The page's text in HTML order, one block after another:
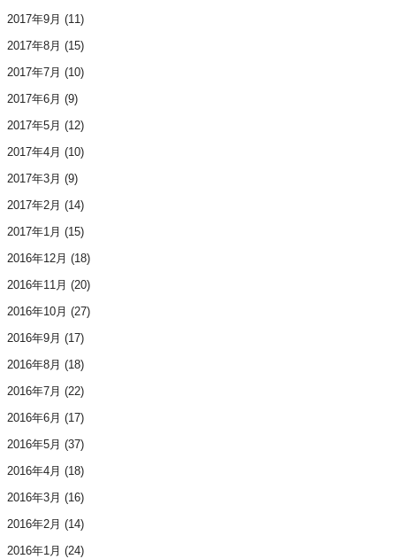
2017年9月 (11)
2017年8月 (15)
2017年7月 (10)
2017年6月 (9)
2017年5月 (12)
2017年4月 (10)
2017年3月 (9)
2017年2月 (14)
2017年1月 (15)
2016年12月 (18)
2016年11月 (20)
2016年10月 (27)
2016年9月 (17)
2016年8月 (18)
2016年7月 (22)
2016年6月 (17)
2016年5月 (37)
2016年4月 (18)
2016年3月 (16)
2016年2月 (14)
2016年1月 (24)